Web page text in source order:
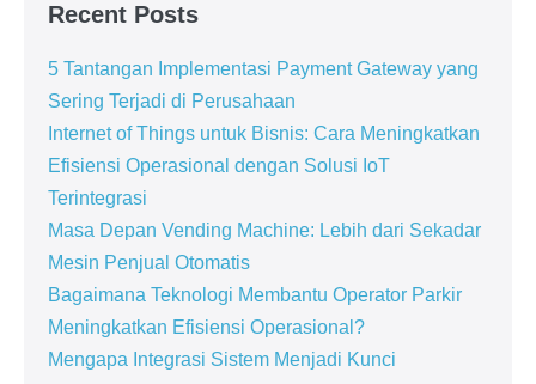
Recent Posts
5 Tantangan Implementasi Payment Gateway yang
Sering Terjadi di Perusahaan
Internet of Things untuk Bisnis: Cara Meningkatkan
Efisiensi Operasional dengan Solusi IoT
Terintegrasi
Masa Depan Vending Machine: Lebih dari Sekadar
Mesin Penjual Otomatis
Bagaimana Teknologi Membantu Operator Parkir
Meningkatkan Efisiensi Operasional?
Mengapa Integrasi Sistem Menjadi Kunci